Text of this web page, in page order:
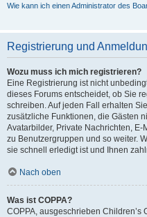
Wie kann ich einen Administrator des
Registrierung und
Wozu muss ich mich registrieren?
Eine Registrierung ist nicht
dieses Forums entscheidet, ob Sie
schreiben. Auf jeden Fall erhalten
zusätzliche Funktionen, die Gästen
Avatarbilder, Private Nachrichten,
zu Benutzergruppen und so weiter.
sie schnell erledigt ist und Ihnen
Nach oben
Was ist COPPA?
COPPA, ausgeschrieben Children’s